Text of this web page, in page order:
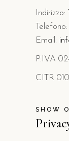
Indirizzo:
Telefono:
Email:
P.IVA
CITR
SHOW